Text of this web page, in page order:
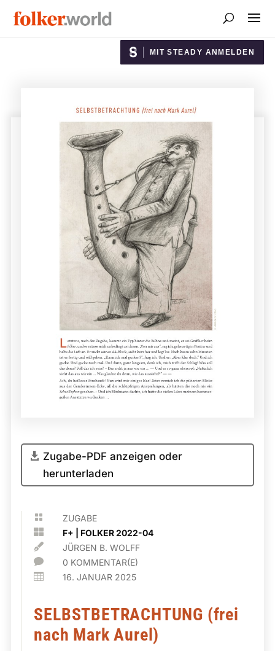
MIT STEADY ANMELDEN
Zugabe-PDF anzeigen oder
herunterladen
 ZUGABE
 F+ FOLKER 2022-04
 JÜRGEN B. WOLFF
 0 KOMMENTAR(E)
 16. JANUAR 2025
SELBSTBETRACHTUNG (frei
nach Mark Aurel)